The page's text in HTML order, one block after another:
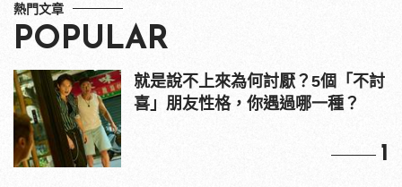
熱門文章
POPULAR
就是說不上來為何討厭？5個「不討
喜」朋友性格，你遇過哪一種？
1